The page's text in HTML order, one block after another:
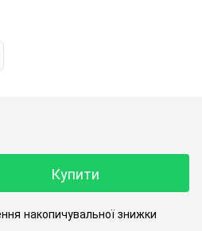
Купити
накопичувальної знижки